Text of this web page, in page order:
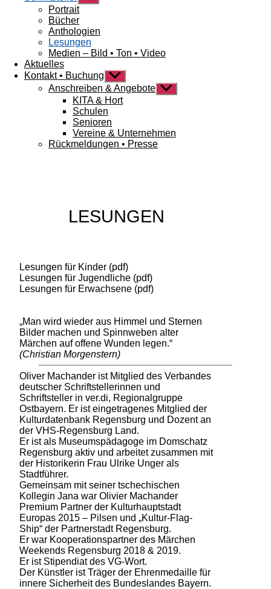
anzeigen
Portrait
Bücher
Anthologien
Lesungen
Medien – Bild • Ton • Video
Aktuelles
Kontakt • Buchung Untermenü
anzeigen
Anschreiben & Angebote Untermenü
anzeigen
KITA & Hort
Schulen
Senioren
Vereine & Unternehmen
Rückmeldungen • Presse
LESUNGEN
Lesungen für Kinder (pdf)
Lesungen für Jugendliche (pdf)
Lesungen für Erwachsene (pdf)
„Man wird wieder aus Himmel und Sternen
Bilder machen und Spinnweben alter
Märchen auf offene Wunden legen.“
(Christian Morgenstern)
Oliver Machander ist Mitglied des Verbandes
deutscher Schriftstellerinnen und
Schriftsteller in ver.di, Regionalgruppe
Ostbayern. Er ist eingetragenes Mitglied der
Kulturdatenbank Regensburg und Dozent an
der VHS-Regensburg Land.
Er ist als Museumspädagoge im Domschatz
Regensburg aktiv und arbeitet zusammen mit
der Historikerin Frau Ulrike Unger als
Stadtführer.
Gemeinsam mit seiner tschechischen
Kollegin Jana war Olivier Machander
Premium Partner der Kulturhauptstadt
Europas 2015 – Pilsen und „Kultur-Flag-
Ship“ der Partnerstadt Regensburg.
Er war Kooperationspartner des Märchen
Weekends Regensburg 2018 & 2019.
Er ist Stipendiat des VG-Wort.
Der Künstler ist Träger der Ehrenmedaille für
innere Sicherheit des Bundeslandes Bayern.